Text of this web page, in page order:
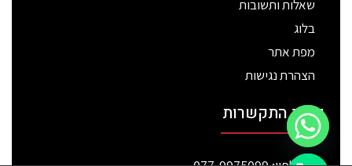
שאלות ותשובות
בלוג
מפת אתר
הצהרת נגישות
פרטי התקשרות